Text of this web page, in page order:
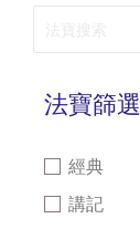
法寶篩選
經典
講記